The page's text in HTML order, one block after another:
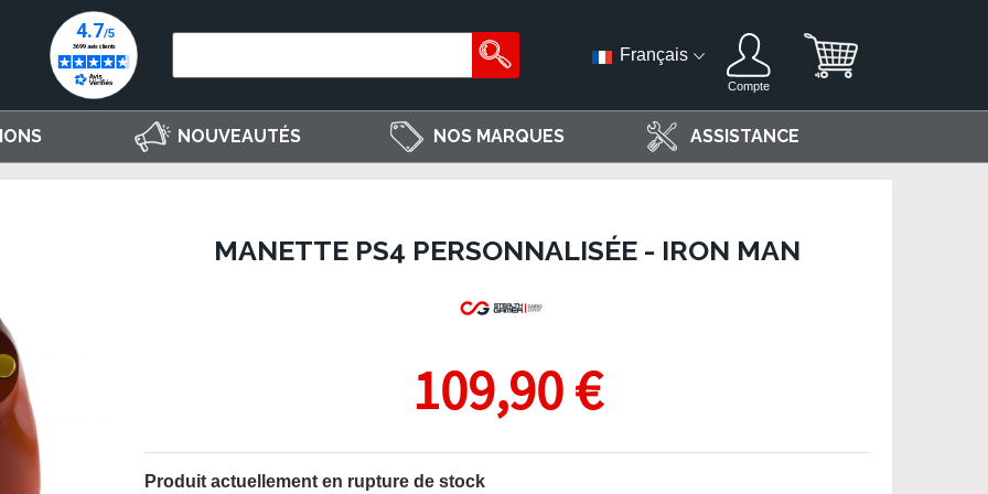
Français
Compte
NOUVEAUTÉS NOS MARQUES ASSISTANCE
MANETTE PS4 PERSONNALISÉE - IRON MAN
109,90 €
Produit actuellement en rupture de stock